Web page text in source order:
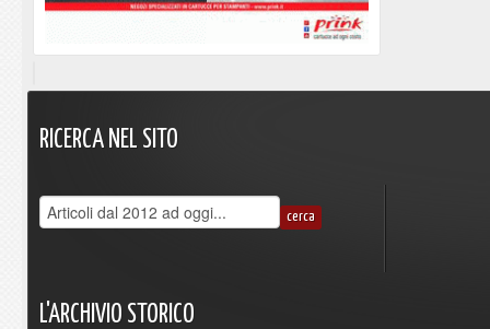
RICERCA NEL SITO
L'ARCHIVIO STORICO